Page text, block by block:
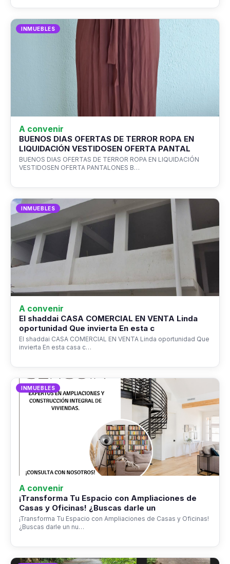
INMUEBLES
A convenir
BUENOS DIAS OFERTAS DE TERROR ROPA EN
LIQUIDACIÓN VESTIDOSEN OFERTA PANTAL
BUENOS DIAS OFERTAS DE TERROR ROPA EN LIQUIDACIÓN
VESTIDOSEN OFERTA PANTALONES B…
INMUEBLES
A convenir
El shaddai CASA COMERCIAL EN VENTA Linda
oportunidad Que invierta En esta c
El shaddai CASA COMERCIAL EN VENTA Linda oportunidad Que
invierta En esta casa c…
INMUEBLES
A convenir
¡Transforma Tu Espacio con Ampliaciones de
Casas y Oficinas! ¿Buscas darle un
¡Transforma Tu Espacio con Ampliaciones de Casas y Oficinas!
¿Buscas darle un nu…